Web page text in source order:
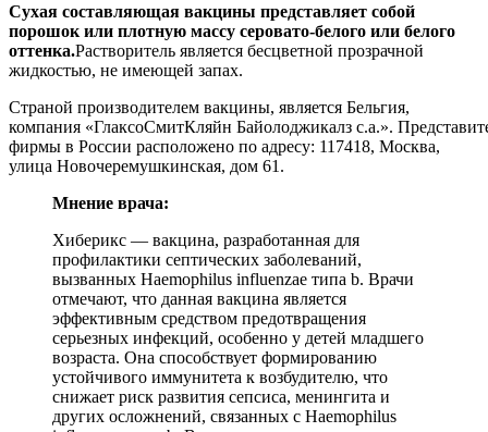
Сухая составляющая вакцины представляет собой
порошок или плотную массу серовато-белого или белого
оттенка.Растворитель является бесцветной прозрачной
жидкостью, не имеющей запах.
Страной производителем вакцины, является Бельгия,
компания «ГлаксоСмитКляйн Байолоджикалз с.а.».
фирмы в России расположено по адресу: 117418, Москва,
улица Новочеремушкинская, дом 61.
Мнение врача:
Хиберикс — вакцина, разработанная для
профилактики септических заболеваний,
вызванных Haemophilus influenzae типа b. Врачи
отмечают, что данная вакцина является
эффективным средством предотвращения
серьезных инфекций, особенно у детей младшего
возраста. Она способствует формированию
устойчивого иммунитета к возбудителю, что
снижает риск развития сепсиса, менингита и
других осложнений, связанных с Haemophilus